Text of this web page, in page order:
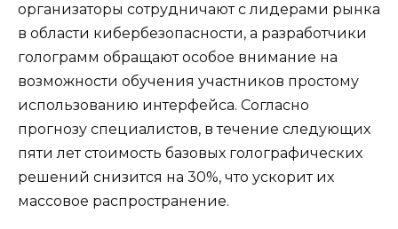
организаторы сотрудничают с лидерами рынка
в области кибербезопасности, а разработчики
голограмм обращают особое внимание на
возможности обучения участников простому
использованию интерфейса. Согласно
прогнозу специалистов, в течение следующих
пяти лет стоимость базовых голографических
решений снизится на 30%, что ускорит их
массовое распространение.